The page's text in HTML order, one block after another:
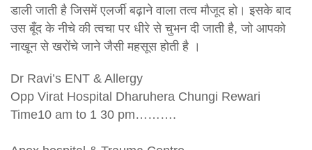
डाली जाती है जिसमें एलर्जी बढ़ाने वाला तत्व मौजूद हो। इसके बाद
उस बूँद के नीचे की त्वचा पर धीरे से चुभन दी जाती है, जो आपको
नाखून से खरोंचे जाने जैसी महसूस होती है ।
Dr Ravi’s ENT & Allergy
Opp Virat Hospital Dharuhera Chungi Rewari
Time10 am to 1 30 pm……….